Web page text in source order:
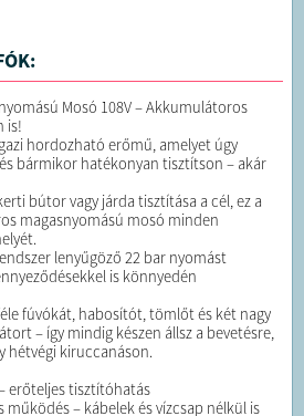
Mosó 108V – Akkumulátoros
is!
hordozható erőmű, amelyet úgy
bármikor hatékonyan tisztítson – akár
bútor vagy járda tisztítása a cél, ez a
magasnyomású mosó minden
lenyűgöző 22 bar nyomást
is könnyedén
fúvókát, habosítót, tömlőt és két nagy
– így mindig készen állsz a bevetésre,
hétvégi kiruccanáson.
erőteljes tisztítóhatás
működés – kábelek és vízcsap nélkül is